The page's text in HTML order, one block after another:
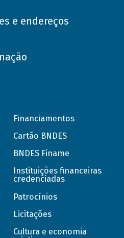
e endereços
Financiamentos
Cartão BNDES
BNDES Finame
Instituições financeiras
credenciadas
Patrocínios
Licitações
Cultura e economia